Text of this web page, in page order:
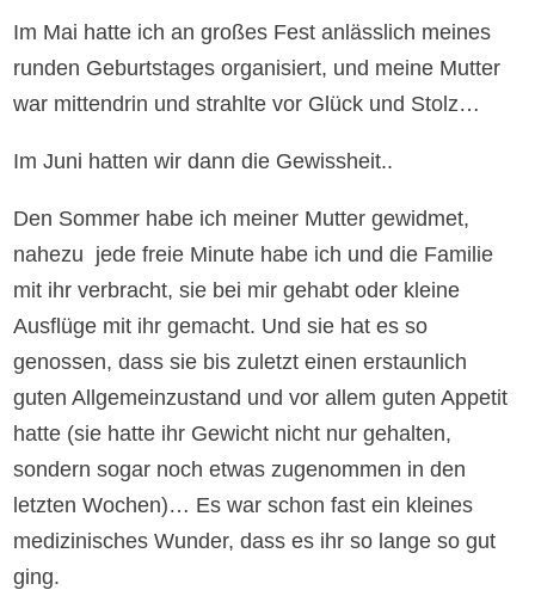
Im Mai hatte ich an großes Fest anlässlich meines
runden Geburtstages organisiert, und meine Mutter
war mittendrin und strahlte vor Glück und Stolz…
Im Juni hatten wir dann die Gewissheit..
Den Sommer habe ich meiner Mutter gewidmet,
nahezu jede freie Minute habe ich und die Familie
mit ihr verbracht, sie bei mir gehabt oder kleine
Ausflüge mit ihr gemacht. Und sie hat es so
genossen, dass sie bis zuletzt einen erstaunlich
guten Allgemeinzustand und vor allem guten Appetit
hatte (sie hatte ihr Gewicht nicht nur gehalten,
sondern sogar noch etwas zugenommen in den
letzten Wochen)… Es war schon fast ein kleines
medizinisches Wunder, dass es ihr so lange so gut
ging.